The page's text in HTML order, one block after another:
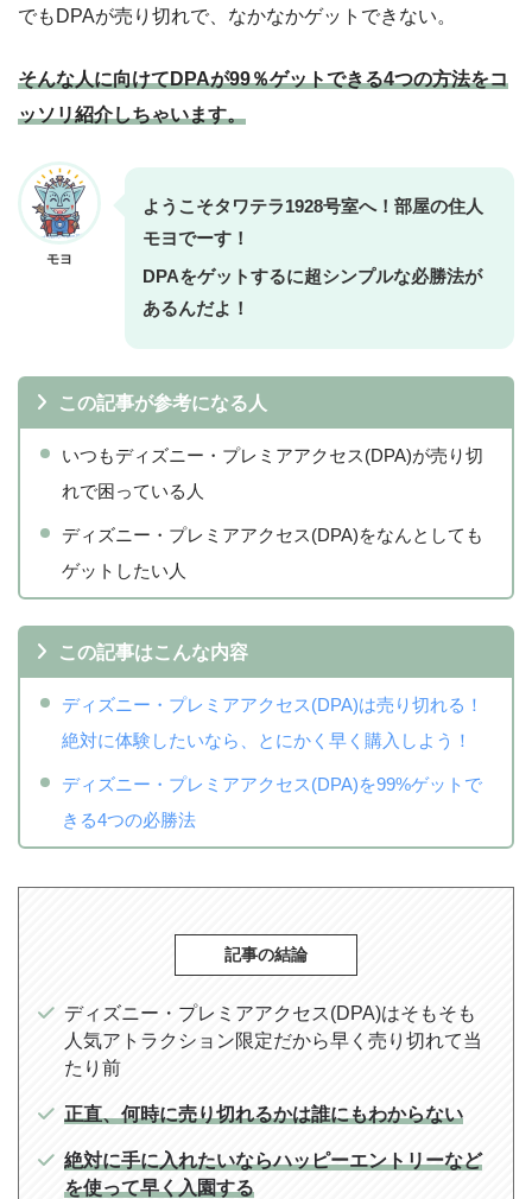
ンクを踏まずに検索して、お目当ての商品
でもDPAが売り切れで、なかなかゲットできない。
そんな人に向けてDPAが99％ゲットできる4つの方法をコ
ッソリ紹介しちゃいます。
モヨ
ようこそタワテラ1928号室へ！部屋の住人
モヨでーす！
DPAをゲットするに超シンプルな必勝法が
あるんだよ！
この記事が参考になる人
いつもディズニー・プレミアアクセス(DPA)が売り切
れで困っている人
ディズニー・プレミアアクセス(DPA)をなんとしても
ゲットしたい人
この記事はこんな内容
ディズニー・プレミアアクセス(DPA)は売り切れる！
絶対に体験したいなら、とにかく早く購入しよう！
ディズニー・プレミアアクセス(DPA)を99%ゲットで
きる4つの必勝法
記事の結論
ディズニー・プレミアアクセス(DPA)はそもそも
人気アトラクション限定だから早く売り切れて当
たり前
正直、何時に売り切れるかは誰にもわからない
絶対に手に入れたいならハッピーエントリーなど
を使って早く入園する